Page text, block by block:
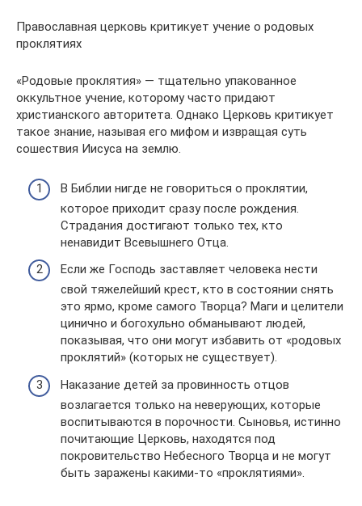
Православная церковь критикует учение о родовых
проклятиях
«Родовые проклятия» — тщательно упакованное
оккультное учение, которому часто придают
христианского авторитета. Однако Церковь критикует
такое знание, называя его мифом и извращая суть
сошествия Иисуса на землю.
В Библии нигде не говориться о проклятии,
которое приходит сразу после рождения.
Страдания достигают только тех, кто
ненавидит Всевышнего Отца.
Если же Господь заставляет человека нести
свой тяжелейший крест, кто в состоянии снять
это ярмо, кроме самого Творца? Маги и целители
цинично и богохульно обманывают людей,
показывая, что они могут избавить от «родовых
проклятий» (которых не существует).
Наказание детей за провинность отцов
возлагается только на неверующих, которые
воспитываются в порочности. Сыновья, истинно
почитающие Церковь, находятся под
покровительство Небесного Творца и не могут
быть заражены какими-то «проклятиями».